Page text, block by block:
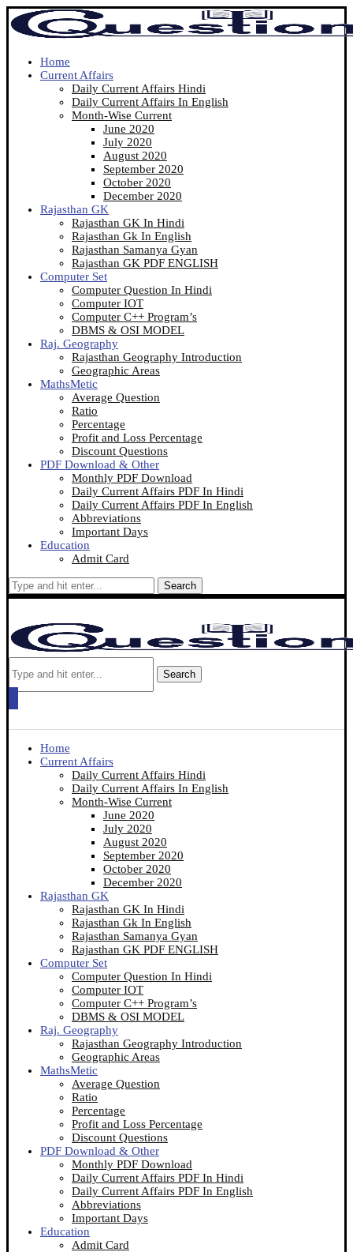
Home
Current Affairs
Daily Current Affairs Hindi
Daily Current Affairs In English
Month-Wise Current
June 2020
July 2020
August 2020
September 2020
October 2020
December 2020
Rajasthan GK
Rajasthan GK In Hindi
Rajasthan Gk In English
Rajasthan Samanya Gyan
Rajasthan GK PDF ENGLISH
Computer Set
Computer Question In Hindi
Computer IOT
Computer C++ Program’s
DBMS & OSI MODEL
Raj. Geography
Rajasthan Geography Introduction
Geographic Areas
MathsMetic
Average Question
Ratio
Percentage
Profit and Loss Percentage
Discount Questions
PDF Download & Other
Monthly PDF Download
Daily Current Affairs PDF In Hindi
Daily Current Affairs PDF In English
Abbreviations
Important Days
Education
Admit Card
Search
Search
Home
Current Affairs
Daily Current Affairs Hindi
Daily Current Affairs In English
Month-Wise Current
June 2020
July 2020
August 2020
September 2020
October 2020
December 2020
Rajasthan GK
Rajasthan GK In Hindi
Rajasthan Gk In English
Rajasthan Samanya Gyan
Rajasthan GK PDF ENGLISH
Computer Set
Computer Question In Hindi
Computer IOT
Computer C++ Program’s
DBMS & OSI MODEL
Raj. Geography
Rajasthan Geography Introduction
Geographic Areas
MathsMetic
Average Question
Ratio
Percentage
Profit and Loss Percentage
Discount Questions
PDF Download & Other
Monthly PDF Download
Daily Current Affairs PDF In Hindi
Daily Current Affairs PDF In English
Abbreviations
Important Days
Education
Admit Card